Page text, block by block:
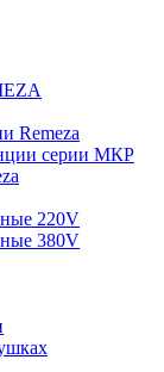
Remeza
серии МКР
220V
380V